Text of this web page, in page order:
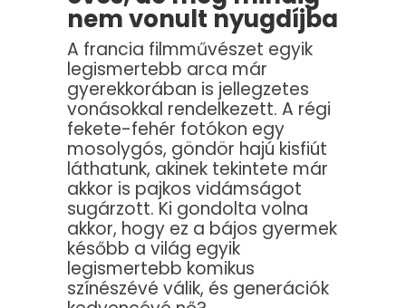
nem vonult nyugdíjba
A francia filmművészet egyik
legismertebb arca már
gyerekkorában is jellegzetes
vonásokkal rendelkezett. A régi
fekete-fehér fotókon egy
mosolygós, göndör hajú kisfiút
láthatunk, akinek tekintete már
akkor is pajkos vidámságot
sugárzott. Ki gondolta volna
akkor, hogy ez a bájos gyermek
később a világ egyik
legismertebb komikus
színészévé válik, és generációk